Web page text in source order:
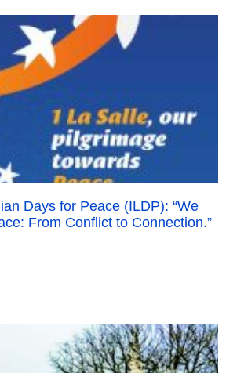
Days for Peace (ILDP): “We
From Conflict to Connection.”